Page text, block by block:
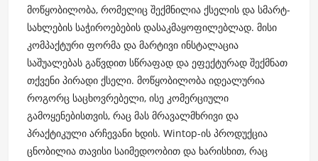
მოწყობილობა, რომელიც შექმნილია ქსელის და სმარტ-
სახლების საჭიროებების დასაკმაყოფილებლად. მისი
კომპაქტური ფორმა და მარტივი ინსტალაცია
საშუალებას გაწვდით სწრაფად და ეფექტურად შექმნათ
თქვენი პირადი ქსელი. მოწყობილობა იდეალურია
როგორც საცხოვრებელი, ისე კომერციული
გამოყენებისთვის, რაც მას მრავალმხრივი და
პრაქტიკული არჩევანი ხდის. Wintop-ის პროდუქცია
ცნობილია თავისი საიმედოობით და ხარისხით, რაც